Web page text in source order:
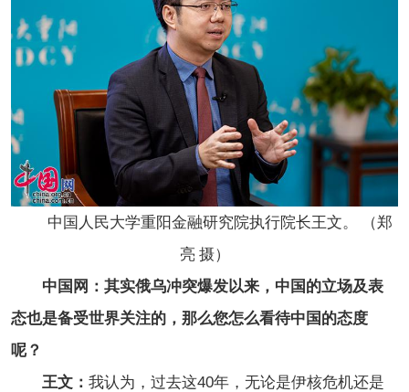
中国人民大学重阳金融研究院执行院长王文。 （郑
亮 摄）
中国网：其实俄乌冲突爆发以来，中国的立场及表
态也是备受世界关注的，那么您怎么看待中国的态度
呢？
王文： 我认为，过去这40年，无论是伊核危机还是